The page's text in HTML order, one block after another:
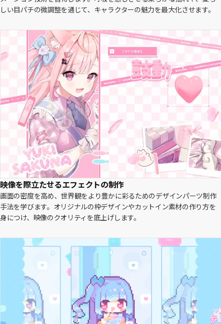
しい目パチの微調整を通じて、キャラクターの魅力を最大化させます。
映像を際立たせるエフェクトの制作
画面の密度を高め、世界観をより豊かに彩るためのデザインパーツ制作
手法を学びます。オリジナルの枠デザインやカットイン素材の作り方を
身につけ、映像のクオリティを底上げします。